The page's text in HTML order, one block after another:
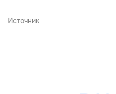
Источник